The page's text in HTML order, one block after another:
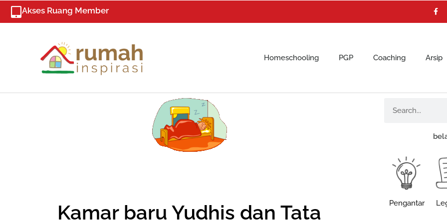
Skip
content
Akses Ruang Member
a
c
e
Homeschooling PGP Coaching Arsip
Kamar baru Yudhis dan Tata Pengantar